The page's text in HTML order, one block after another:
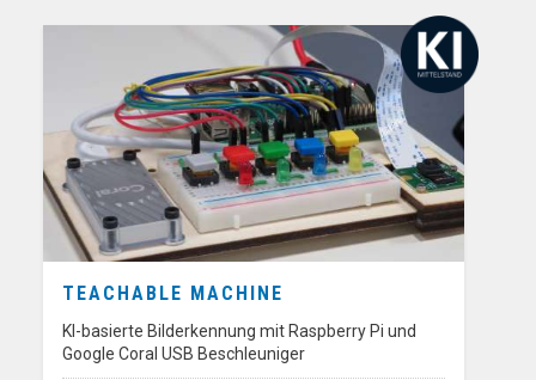
TEACHABLE MACHINE
KI-basierte Bilderkennung mit Raspberry Pi und
Google Coral USB Beschleuniger